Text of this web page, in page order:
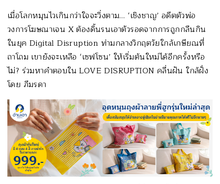
เมื่อโลกหมุนไวเกินกว่าใจจะวิ่งตาม… ‘เชิงชาญ’ อดีตตัวพ่อ
วงการโฆษณาเจน X ต้องดิ้นรนเอาตัวรอดจากการถูกกลืนกิน
ในยุค Digital Disruption ท่ามกลางวิกฤตวัยใกล้เกษียณที่
ถาโถม เขายังจะเหลือ ‘เซฟโซน’ ให้เริ่มต้นใหม่ได้อีกครั้งหรือ
ไม่? ร่วมหาคำตอบใน LOVE DISRUPTION คลื่นฝัน ใกล้ฝั่ง
โดย ภีมรดา